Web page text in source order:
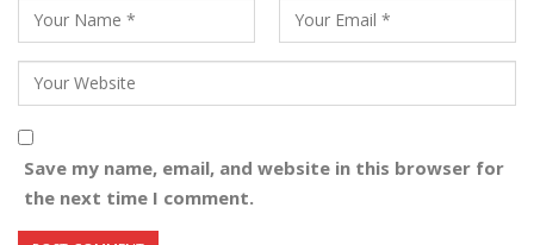
Save my name, email, and website in this browser for
the next time I comment.